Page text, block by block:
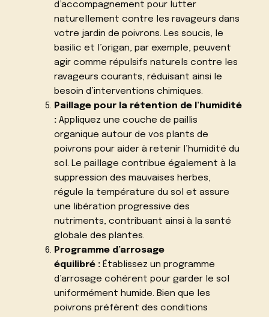
d’accompagnement pour lutter
naturellement contre les ravageurs dans
votre jardin de poivrons. Les soucis, le
basilic et l’origan, par exemple, peuvent
agir comme répulsifs naturels contre les
ravageurs courants, réduisant ainsi le
besoin d’interventions chimiques.
Paillage pour la rétention de l’humidité
:Appliquez une couche de paillis
organique autour de vos plants de
poivrons pour aider à retenir l’humidité du
sol. Le paillage contribue également à la
suppression des mauvaises herbes,
régule la température du sol et assure
une libération progressive des
nutriments, contribuant ainsi à la santé
globale des plantes.
Programme d’arrosage
équilibré :Établissez un programme
d’arrosage cohérent pour garder le sol
uniformément humide. Bien que les
poivrons préfèrent des conditions